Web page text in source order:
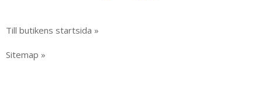
Till butikens startsida »
Sitemap »